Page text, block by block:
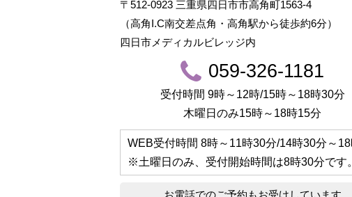
〒512-0923 三重県四日市市高角町1563-4
（高角I.C南交差点角・高角駅から徒歩約6分）
四日市メディカルビレッジ内
059-326-1181
受付時間 9時～12時/15時～18時30分
木曜日のみ15時～18時15分
WEB受付時間 8時～11時30分/14時30分～
※土曜日のみ、受付開始時間は8時30分です。
お電話でのご予約もお受けしています